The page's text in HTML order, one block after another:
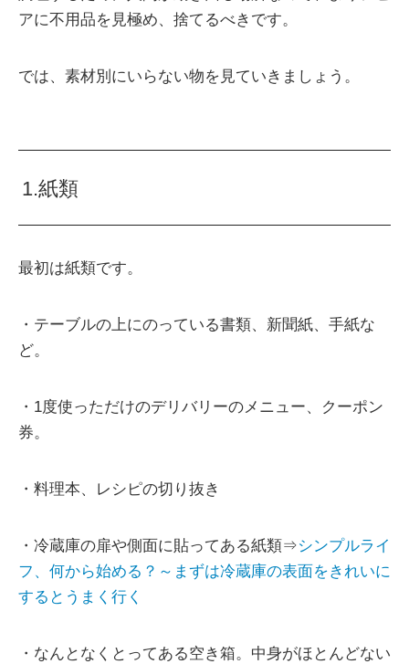
アに不用品を見極め、捨てるべきです。
では、素材別にいらない物を見ていきましょう。
1.紙類
最初は紙類です。
・テーブルの上にのっている書類、新聞紙、手紙な
ど。
・1度使っただけのデリバリーのメニュー、クーポン
券。
・料理本、レシピの切り抜き
・冷蔵庫の扉や側面に貼ってある紙類⇒シンプルライ
フ、何から始める？～まずは冷蔵庫の表面をきれいに
するとうまく行く
・なんとなくとってある空き箱。中身がほとんどない